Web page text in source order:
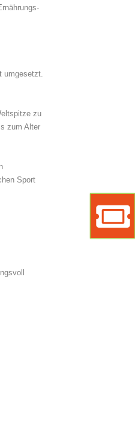
umgesetzt.
zu
zum Alter
Sport